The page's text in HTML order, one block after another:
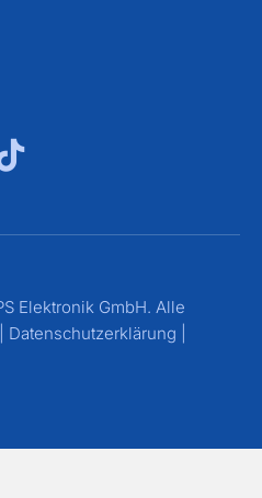
Elektronik GmbH. Alle
Datenschutzerklärung